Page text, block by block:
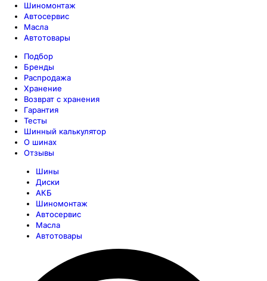
Шиномонтаж
Автосервис
Масла
Автотовары
Подбор
Бренды
Распродажа
Хранение
Возврат с хранения
Гарантия
Тесты
Шинный калькулятор
О шинах
Отзывы
Шины
Диски
АКБ
Шиномонтаж
Автосервис
Масла
Автотовары